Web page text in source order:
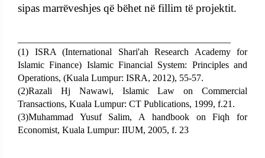
sipas marrëveshjes që bëhet në fillim të projektit.
(1) ISRA (International Shari'ah Research Academy for
Islamic Finance) Islamic Financial System: Principles and
Operations, (Kuala Lumpur: ISRA, 2012), 55-57.
(2)Razali Hj Nawawi, Islamic Law on Commercial
Transactions, Kuala Lumpur: CT Publications, 1999, f.21.
(3)Muhammad Yusuf Salim, A handbook on Fiqh for
Economist, Kuala Lumpur: IIUM, 2005, f. 23